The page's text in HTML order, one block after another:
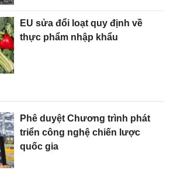
EU sửa đổi loạt quy định về
thực phẩm nhập khẩu
Phê duyệt Chương trình phát
triển công nghệ chiến lược
quốc gia